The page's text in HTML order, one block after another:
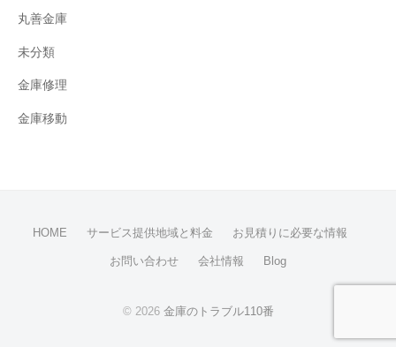
丸善金庫
未分類
金庫修理
金庫移動
HOME サービス提供地域と料金 お見積りに必要な情報
お問い合わせ 会社情報 Blog
© 2026 金庫のトラブル110番